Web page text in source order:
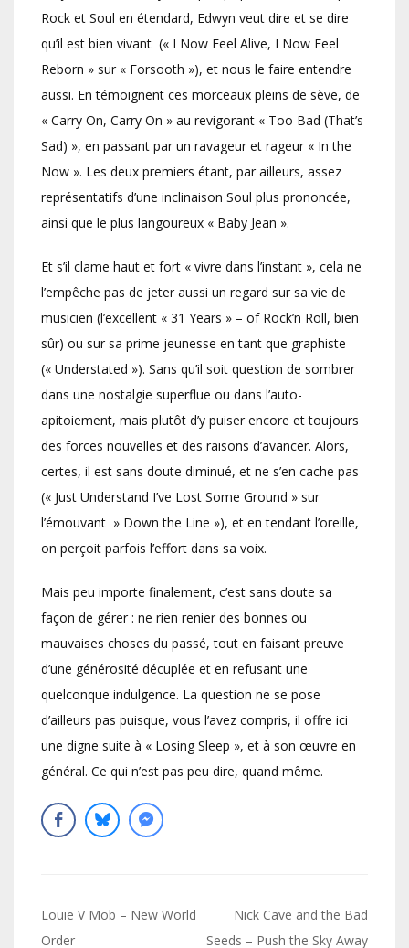
Rock et Soul en étendard, Edwyn veut dire et se dire
qu’il est bien vivant (« I Now Feel Alive, I Now Feel
Reborn » sur « Forsooth »), et nous le faire entendre
aussi. En témoignent ces morceaux pleins de sève, de
« Carry On, Carry On » au revigorant « Too Bad (That’s
Sad) », en passant par un ravageur et rageur « In the
Now ». Les deux premiers étant, par ailleurs, assez
représentatifs d’une inclinaison Soul plus prononcée,
ainsi que le plus langoureux « Baby Jean ».
Et s’il clame haut et fort « vivre dans l’instant », cela ne
l’empêche pas de jeter aussi un regard sur sa vie de
musicien (l’excellent « 31 Years » – of Rock’n Roll, bien
sûr) ou sur sa prime jeunesse en tant que graphiste
(« Understated »). Sans qu’il soit question de sombrer
dans une nostalgie superflue ou dans l’auto-
apitoiement, mais plutôt d’y puiser encore et toujours
des forces nouvelles et des raisons d’avancer. Alors,
certes, il est sans doute diminué, et ne s’en cache pas
(« Just Understand I’ve Lost Some Ground » sur
l’émouvant » Down the Line »), et en tendant l’oreille,
on perçoit parfois l’effort dans sa voix.
Mais peu importe finalement, c’est sans doute sa
façon de gérer : ne rien renier des bonnes ou
mauvaises choses du passé, tout en faisant preuve
d’une générosité décuplée et en refusant une
quelconque indulgence. La question ne se pose
d’ailleurs pas puisque, vous l’avez compris, il offre ici
une digne suite à « Losing Sleep », et à son œuvre en
général. Ce qui n’est pas peu dire, quand même.
Navigation
Louie V Mob – New World
Order
Nick Cave and the Bad
Seeds – Push the Sky Away